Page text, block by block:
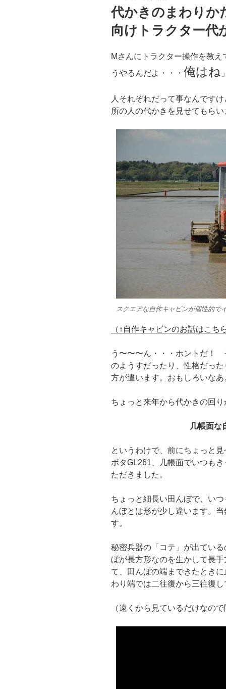
稿
日:
代かきのまわりか
向けトラクター代
Mさんにトラクター操作を教
うやるんだよ・・・ 俺はね
人それぞれだって事なんです
所の人の代かきを見せてもら
スクエアな自作キャビンが個性的で
（↑自作キャビンのお話はこ
う〜〜〜ん・・・ホントだ！
のようすだったり、性格だっ
方が違います。おもしろいなあ
ちょっと来年から代かきの回
几帳面な
というわけで、前にちょっと
ボタGL261、几帳面でいつも
ただきました。
ちょっと細長い田んぼで、い
んぼとは形が少し違います。
す。
秘密兵器の「コテ」が出てい
ぼが長方形なのを生かして長
て、田んぼの端まできたとき
わり端では二往復から三往復
（遠くから見ているだけなの